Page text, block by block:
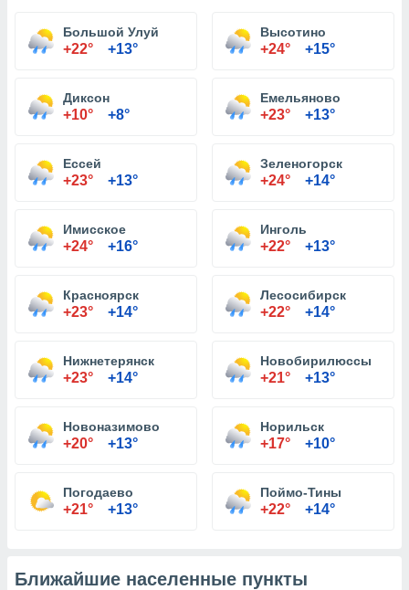
Большой Улуй
+22° +13°
Высотино
+24° +15°
Диксон
+10° +8°
Емельяново
+23° +13°
Ессей
+23° +13°
Зеленогорск
+24° +14°
Имисское
+24° +16°
Инголь
+22° +13°
Красноярск
+23° +14°
Лесосибирск
+22° +14°
Нижнетерянск
+23° +14°
Новобирилюссы
+21° +13°
Новоназимово
+20° +13°
Норильск
+17° +10°
Погодаево
+21° +13°
Поймо-Тины
+22° +14°
Ближайшие населенные пункты